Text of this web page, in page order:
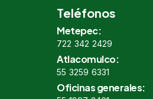
Teléfonos
Metepec:
722 342 2429
Atlacomulco:
55 3259 6331
Oficinas generales: